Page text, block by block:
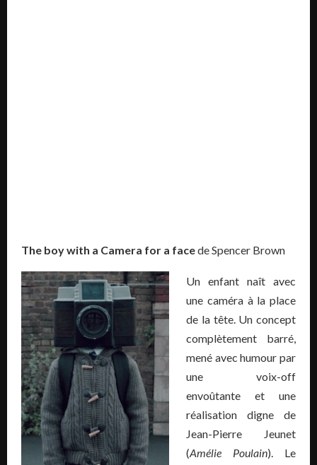
The boy with a Camera for a facede Spencer Brown
Un enfant naît avec
une caméra à la place
de la tête. Un concept
complètement barré,
mené avec humour par
une voix-off
envoûtante et une
réalisation digne de
Jean-Pierre Jeunet
(Amélie Poulain). Le